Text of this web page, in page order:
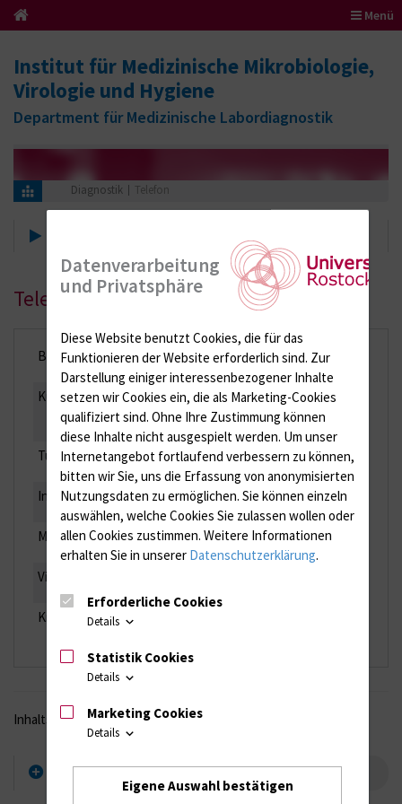
Menü
Institut für Medizinische Mikrobiologie,
Virologie und Hygiene
Department für Medizinische Labordiagnostik
Diagnostik Telefon
Telefonische Erreichbarkeit
Bakteriologische kulturelle Diagnostik 0381 494-5913
Kulturelle Pilzdiagnostik
0381 494-5937
0381 494-5913
Tuberkulose Diagnostik 0381 494-5935
Infektionsserologie 0381 494-5933
Molekulare Diagnostik 0381 494-5934
Virologische Diagnostik
Krankenhaushygiene
Inhaltsverzeichnis
Routinediagnostik
Datenverarbeitung
und Privatsphäre
Diese Website benutzt Cookies, die für das
Funktionieren der Website erforderlich sind. Zur
Darstellung einiger interessenbezogener Inhalte
setzen wir Cookies ein, die als Marketing-Cookies
qualifiziert sind. Ohne Ihre Zustimmung können
diese Inhalte nicht ausgespielt werden. Um unser
Internetangebot fortlaufend verbessern zu können,
bitten wir Sie, uns die Erfassung von anonymisierten
Nutzungsdaten zu ermöglichen. Sie können einzeln
auswählen, welche Cookies Sie zulassen wollen oder
allen Cookies zustimmen. Weitere Informationen
erhalten Sie in unserer Datenschutzerklärung.
Erforderliche Cookies
Details
Statistik Cookies
Details
Marketing Cookies
Details
Eigene Auswahl bestätigen